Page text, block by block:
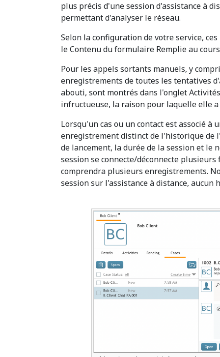
plus précis d'une session d'assistance à
permettant d'analyser le réseau.
Selon la configuration de votre service,
le Contenu du formulaire Remplie au
Pour les appels sortants manuels, y
enregistrements de toutes les tentatives
abouti, sont montrés dans l'onglet
infructueuse, la raison pour laquelle elle
Lorsqu'un cas ou un contact est associé à
enregistrement distinct de l'historique de
de lancement, la durée de la session et le
session se connecte/déconnecte
comprendra plusieurs enregistrements.
session sur l'assistance à distance,